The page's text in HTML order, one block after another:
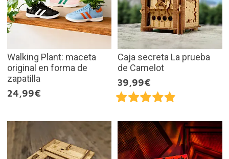
Walking Plant: maceta
original en forma de
zapatilla
24,99€
Caja secreta La prueba
de Camelot
39,99€